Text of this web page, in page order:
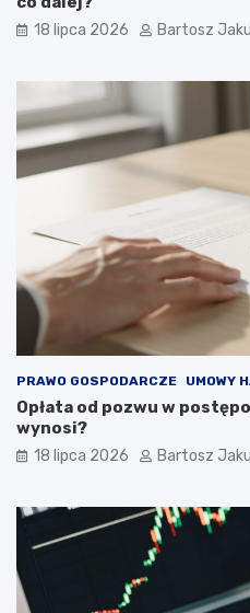
18 lipca 2026 Bartosz
PRAWO GOSPODARCZE UMOWY
Opłata od pozwu w
wynosi?
18 lipca 2026 Bartosz